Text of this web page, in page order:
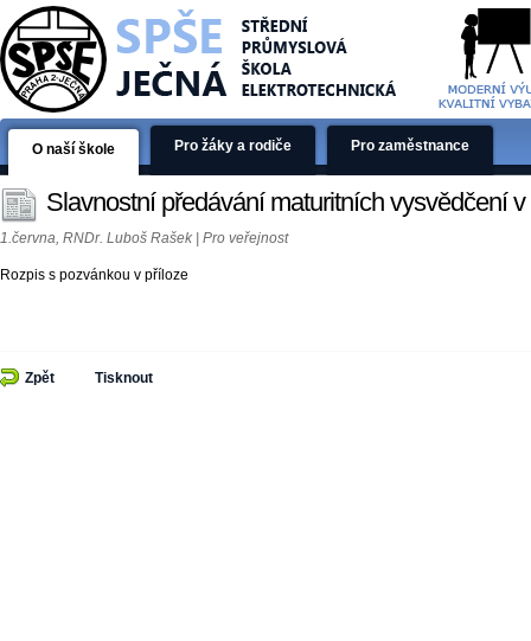
O naší škole Pro žáky a rodiče Pro zaměstnance
Slavnostní předávání maturitních vysvědčení v
1.června, RNDr. Luboš Rašek | Pro veřejnost
Rozpis s pozvánkou v příloze
Zpět Tisknout